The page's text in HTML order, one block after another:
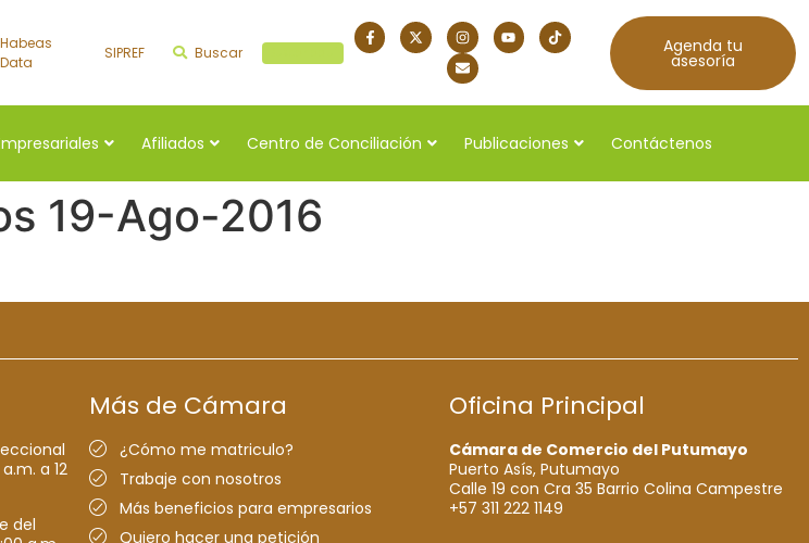
Habeas
Data
SIPREF Buscar Agenda tu
asesoría
Afiliados Centro de Conciliación Publicaciones Contáctenos
19-Ago-2016
a 12
del
Más de Cámara
¿Cómo me matriculo?
Trabaje con nosotros
Más beneficios para empresarios
Quiero hacer una petición
Oficina Principal
Cámara de Comercio del Putumayo
Puerto Asís, Putumayo
Calle 19 con Cra 35 Barrio Colina Campestre
+57 311 222 1149